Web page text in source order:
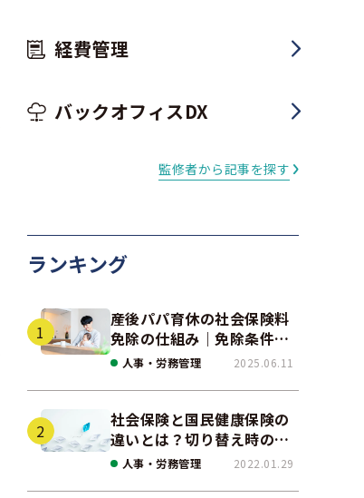
経費管理
バックオフィスDX
監修者から記事を探す
ランキング
産後パパ育休の社会保険料
免除の仕組み｜免除条件と
事例、手続きの注意点を解
人事・労務管理 2025.06.11
社会保険と国民健康保険の
違いとは？切り替え時の手
続きや任意継続について解
人事・労務管理 2022.01.29